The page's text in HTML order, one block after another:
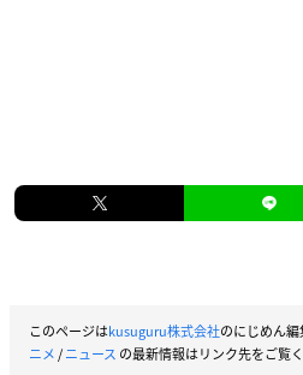
このページはkusuguru株式会社のにじめん編
ニメ/ニュース の最新情報はリンク先をご覧く